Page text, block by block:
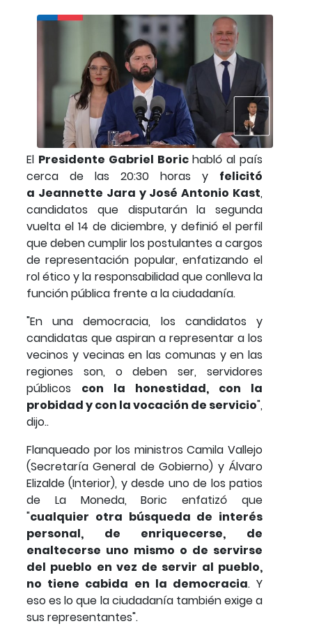
El Presidente Gabriel Borichabló al país
cerca de las 20:30 horas y felicitó
a Jeannette Jara y José Antonio Kast,
candidatos que disputarán la segunda
vuelta el 14 de diciembre, y definió el perfil
que deben cumplir los postulantes a cargos
de representación popular, enfatizando el
rol ético y la responsabilidad que conlleva la
función pública frente a la ciudadanía.
"En una democracia, los candidatos y
candidatas que aspiran a representar a los
vecinos y vecinas en las comunas y en las
regiones son, o deben ser, servidores
públicos con la honestidad, con la
probidad y con la vocación de servicio",
dijo..
Flanqueado por los ministros Camila Vallejo
(Secretaría General de Gobierno) y Álvaro
Elizalde (Interior), y desde uno de los patios
de La Moneda, Boric enfatizó que
"cualquier otra búsqueda de interés
personal, de enriquecerse, de
enaltecerse uno mismo o de servirse
del pueblo en vez de servir al pueblo,
no tiene cabida en la democracia. Y
eso es lo que la ciudadanía también exige a
sus representantes".